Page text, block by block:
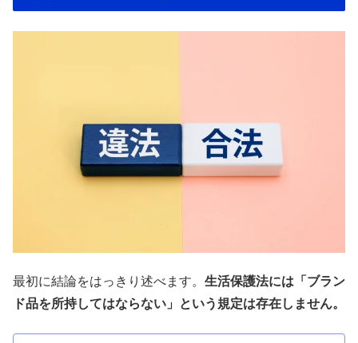
最初に結論をはっきり述べます。 生活保護法には「ブラン
ド品を所持してはならない」という規定は存在しません。